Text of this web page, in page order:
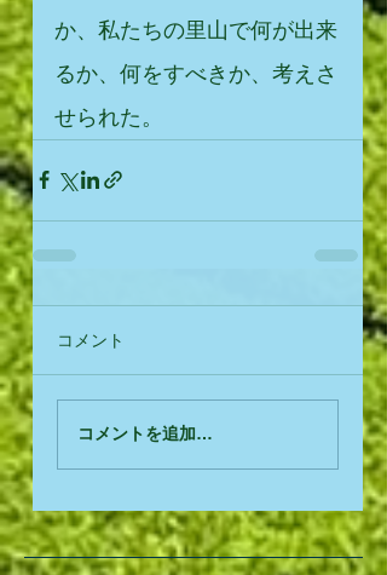
か、私たちの里山で何が出来
るか、何をすべきか、考えさ
せられた。
コメント
コメントを追加…